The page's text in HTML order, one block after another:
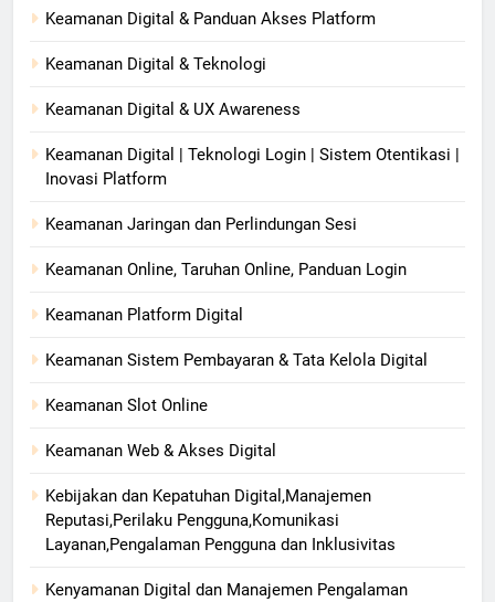
Keamanan Digital & Panduan Akses Platform
Keamanan Digital & Teknologi
Keamanan Digital & UX Awareness
Keamanan Digital | Teknologi Login | Sistem Otentikasi |
Inovasi Platform
Keamanan Jaringan dan Perlindungan Sesi
Keamanan Online, Taruhan Online, Panduan Login
Keamanan Platform Digital
Keamanan Sistem Pembayaran & Tata Kelola Digital
Keamanan Slot Online
Keamanan Web & Akses Digital
Kebijakan dan Kepatuhan Digital,Manajemen
Reputasi,Perilaku Pengguna,Komunikasi
Layanan,Pengalaman Pengguna dan Inklusivitas
Kenyamanan Digital dan Manajemen Pengalaman